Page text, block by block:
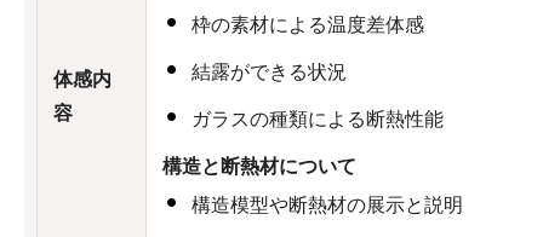
体感内
容
枠の素材による温度差体感
結露ができる状況
ガラスの種類による断熱性能
構造と断熱材について
構造模型や断熱材の展示と説明